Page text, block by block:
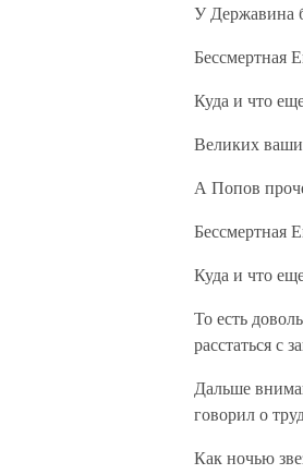
У Державина
Бессмертная
Куда и что
Великих
А Попов
Бессмертная
Куда и что
То есть
расстаться с
Дальше
говорил о
Как ночью